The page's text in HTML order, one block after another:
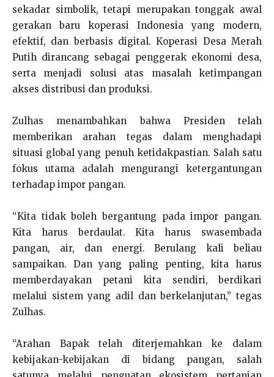
sekadar simbolik, tetapi merupakan tonggak awal
gerakan baru koperasi Indonesia yang modern,
efektif, dan berbasis digital. Koperasi Desa Merah
Putih dirancang sebagai penggerak ekonomi desa,
serta menjadi solusi atas masalah ketimpangan
akses distribusi dan produksi.
Zulhas menambahkan bahwa Presiden telah
memberikan arahan tegas dalam menghadapi
situasi global yang penuh ketidakpastian. Salah satu
fokus utama adalah mengurangi ketergantungan
terhadap impor pangan.
“Kita tidak boleh bergantung pada impor pangan.
Kita harus berdaulat. Kita harus swasembada
pangan, air, dan energi. Berulang kali beliau
sampaikan. Dan yang paling penting, kita harus
memberdayakan petani kita sendiri, berdikari
melalui sistem yang adil dan berkelanjutan,” tegas
Zulhas.
“Arahan Bapak telah diterjemahkan ke dalam
kebijakan-kebijakan di bidang pangan, salah